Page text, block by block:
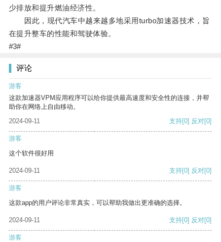
少排放和提升燃油经济性。
因此，现代汽车中越来越多地采用turbo加速器技术，旨
在提升整车的性能和驾驶体验。
#3#
评论
游客
这款加速器VPM应用程序可以给你提供最高速度和安全性的连接，并帮
助你在网络上自由移动。
2024-09-11
支持[0] 反对[0]
游客
这个软件很好用
2024-09-11 支持[0] 反对[0]
游客
这款app的用户评论非常真实，可以帮助我做出更准确的选择。
2024-09-11 支持[0] 反对[0]
游客